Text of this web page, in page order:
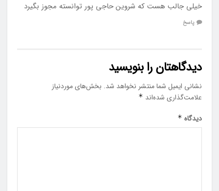
خیلی جالب هست که شروین حاجی‌ پور توانسته مجوز بگیرد
پاسخ
دیدگاهتان را بنویسید
نشانی ایمیل شما منتشر نخواهد شد. بخش‌های موردنیاز
علامت‌گذاری شده‌اند *
دیدگاه *